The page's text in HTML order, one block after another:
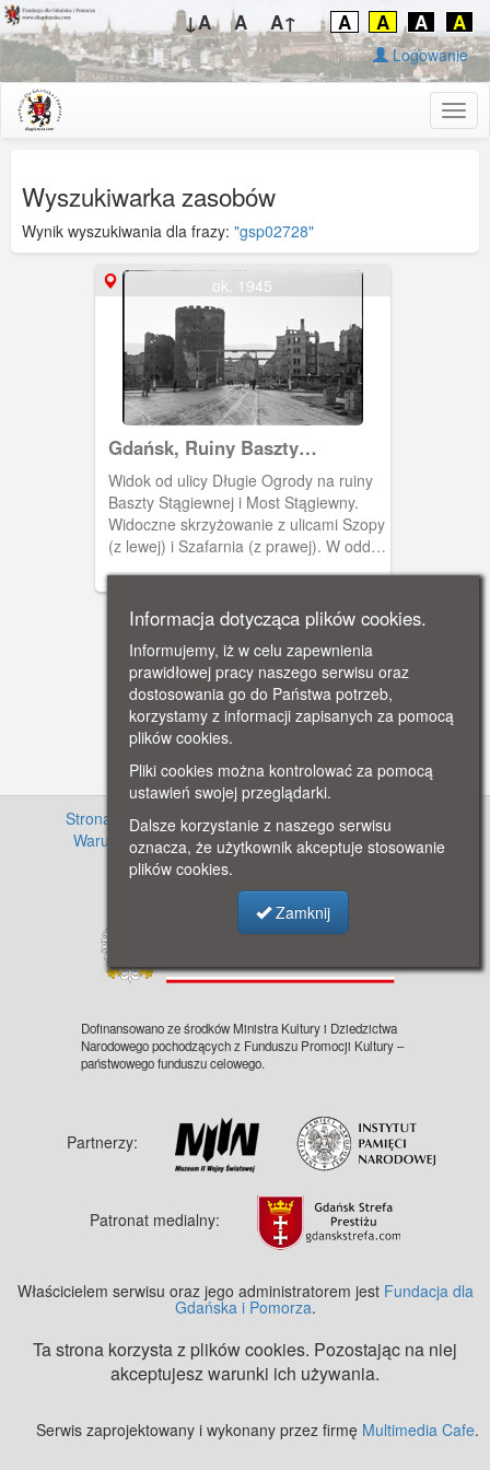
↓A A A↑ A A A A
Logowanie
Wyszukiwarka zasobów
Wynik wyszukiwania dla frazy: "gsp02728"
ok. 1945
Gdańsk, Ruiny Baszty
Stągiewnej i Most Stągiewny
Widok od ulicy Długie Ogrody na ruiny
Baszty Stągiewnej i Most Stągiewny.
Widoczne skrzyżowanie z ulicami Szopy
(z lewej) i Szafarnia (z prawej). W oddali
ruiny budynków przy ulicy Stągiewnej. Z
rozebranych budynków ulicy Długie
Ogrody.
Strona główna · Informacje o projekcie · Cennik
Warunki używania zasobów
· Kontakt ·
Regulamin
serwisu
· Polityka prywatności
Dofinansowano ze środków Ministra Kultury i Dziedzictwa
Narodowego pochodzących z Funduszu Promocji Kultury –
państwowego funduszu celowego.
Partnerzy:
Patronat medialny:
Właścicielem serwisu oraz jego administratorem jest Fundacja dla
Gdańska i Pomorza.
Ta strona korzysta z plików cookies. Pozostając na niej
akceptujesz warunki ich używania.
Serwis zaprojektowany i wykonany przez firmę Multimedia Cafe.
Informacja dotycząca plików cookies.
Informujemy, iż w celu zapewnienia
prawidłowej pracy naszego serwisu oraz
dostosowania go do Państwa potrzeb,
korzystamy z informacji zapisanych za pomocą
plików cookies.
Pliki cookies można kontrolować za pomocą
ustawień swojej przeglądarki.
Dalsze korzystanie z naszego serwisu
oznacza, że użytkownik akceptuje stosowanie
plików cookies.
Zamknij